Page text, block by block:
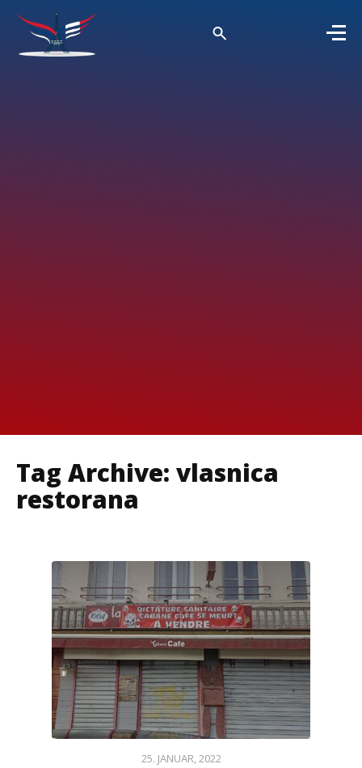
Tag Archive: vlasnica
restorana
25. JANUAR, 2022